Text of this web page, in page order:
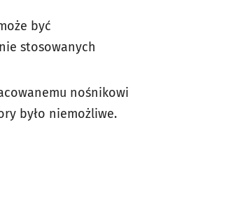
być
stosowanych
nośnikowi
było niemożliwe.